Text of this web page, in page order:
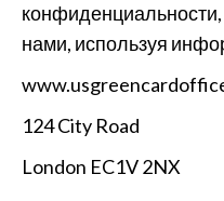
нами, используя
124 City Road
London EC1V 2NX